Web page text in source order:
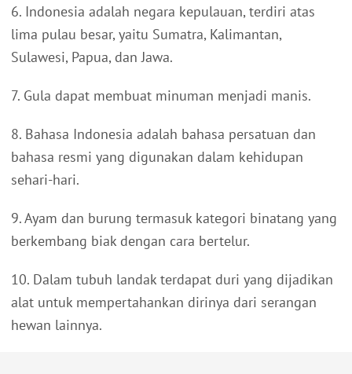
6. Indonesia adalah negara kepulauan, terdiri atas
lima pulau besar, yaitu Sumatra, Kalimantan,
Sulawesi, Papua, dan Jawa.
7. Gula dapat membuat minuman menjadi manis.
8. Bahasa Indonesia adalah bahasa persatuan dan
bahasa resmi yang digunakan dalam kehidupan
sehari-hari.
9. Ayam dan burung termasuk kategori binatang yang
berkembang biak dengan cara bertelur.
10. Dalam tubuh landak terdapat duri yang dijadikan
alat untuk mempertahankan dirinya dari serangan
hewan lainnya.